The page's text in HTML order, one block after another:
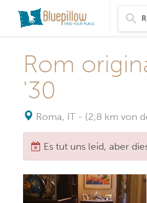
Rom
'30
Roma, IT - (2,8 km von
Es tut uns leid, aber